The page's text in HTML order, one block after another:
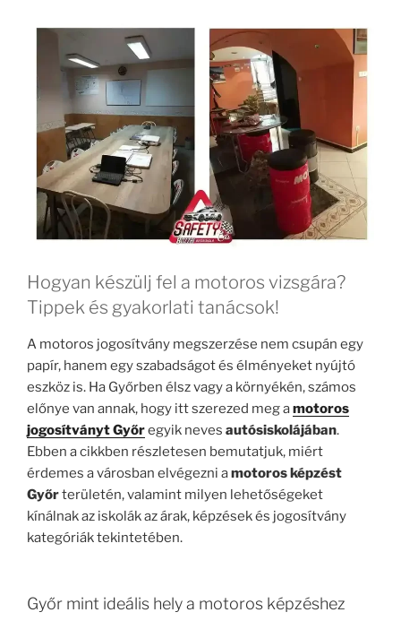
Hogyan készülj fel a motoros vizsgára?
Tippek és gyakorlati tanácsok!
A motoros jogosítvány megszerzése nem csupán egy
papír, hanem egy szabadságot és élményeket nyújtó
eszköz is. Ha Győrben élsz vagy a környékén, számos
előnye van annak, hogy itt szerezed meg amotoros
jogosítványt Győregyik neves autósiskolájában.
Ebben a cikkben részletesen bemutatjuk, miért
érdemes a városban elvégezni amotoros képzést
Győrterületén, valamint milyen lehetőségeket
kínálnak az iskolák az árak, képzések és jogosítvány
kategóriák tekintetében.
Győr mint ideális hely a motoros képzéshez